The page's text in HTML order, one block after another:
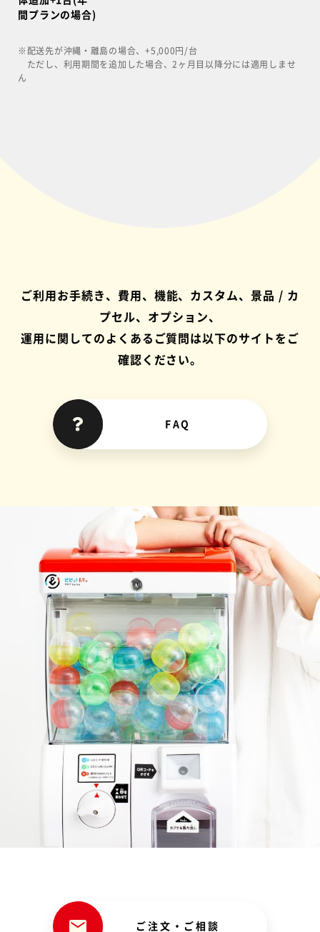
間プランの場合)
※配送先が沖縄・離島の場合、+5,000円/台
ただし、利用期間を追加した場合、2ヶ月目以降分には適用しませ
ん
ご利用お手続き、費用、機能、カスタム、景品 / カ
プセル、オプション、
運用に関してのよくあるご質問は以下のサイトをご
確認ください。
FAQ
ご注文・ご相談